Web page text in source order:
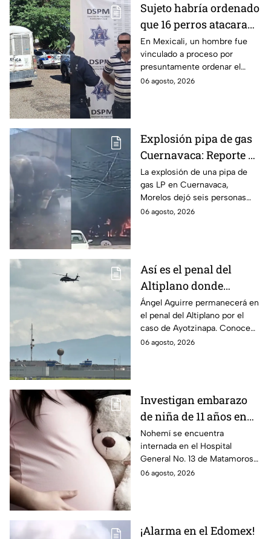
Sujeto habría ordenado
que 16 perros atacaran
a su hermana con
discapacidad en
Mexicali, BC
En Mexicali, un hombre fue
vinculado a proceso por
presuntamente ordenar el
ataque de 16 perros contra su
06 agosto, 2026
Explosión pipa de gas
Cuernavaca: Reporte de
víctimas tras estallido
en Morelos
La explosión de una pipa de
gas LP en Cuernavaca,
Morelos dejó seis personas
hospitalizadas. IMSS informó
06 agosto, 2026
Así es el penal del
Altiplano donde
permanecerá Ángel
Aguirre por caso
Ayotzinapa
Ángel Aguirre permanecerá en
el penal del Altiplano por el
caso de Ayotzinapa. Conoce
dónde está, cómo es esta
06 agosto, 2026
Investigan embarazo
de niña de 11 años en
Matamoros,
Tamaulipas; ¿qué pasó
con Nohemí?
Nohemí se encuentra
internada en el Hospital
General No. 13 de Matamoros
tras complicaciones por un
06 agosto, 2026
¡Alarma en el Edomex!